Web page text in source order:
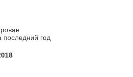
последний год